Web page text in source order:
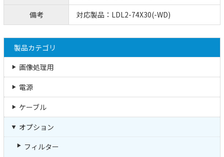
備考
対応製品：LDL2-74X30(-WD)
製品カテゴリ
画像処理用
電源
ケーブル
オプション
フィルター